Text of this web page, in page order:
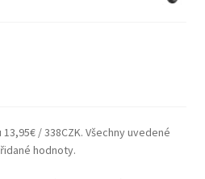
/ 338CZK. Všechny uvedené
hodnoty.